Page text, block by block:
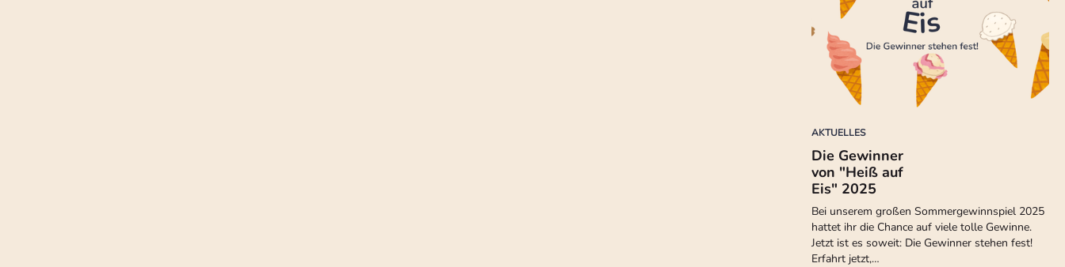
AKTUELLES
Die Gewinner
von "Heiß auf
Eis" 2025
Bei unserem großen Sommergewinnspiel 2025
hattet ihr die Chance auf viele tolle Gewinne.
Jetzt ist es soweit: Die Gewinner stehen fest!
Erfahrt jetzt,…